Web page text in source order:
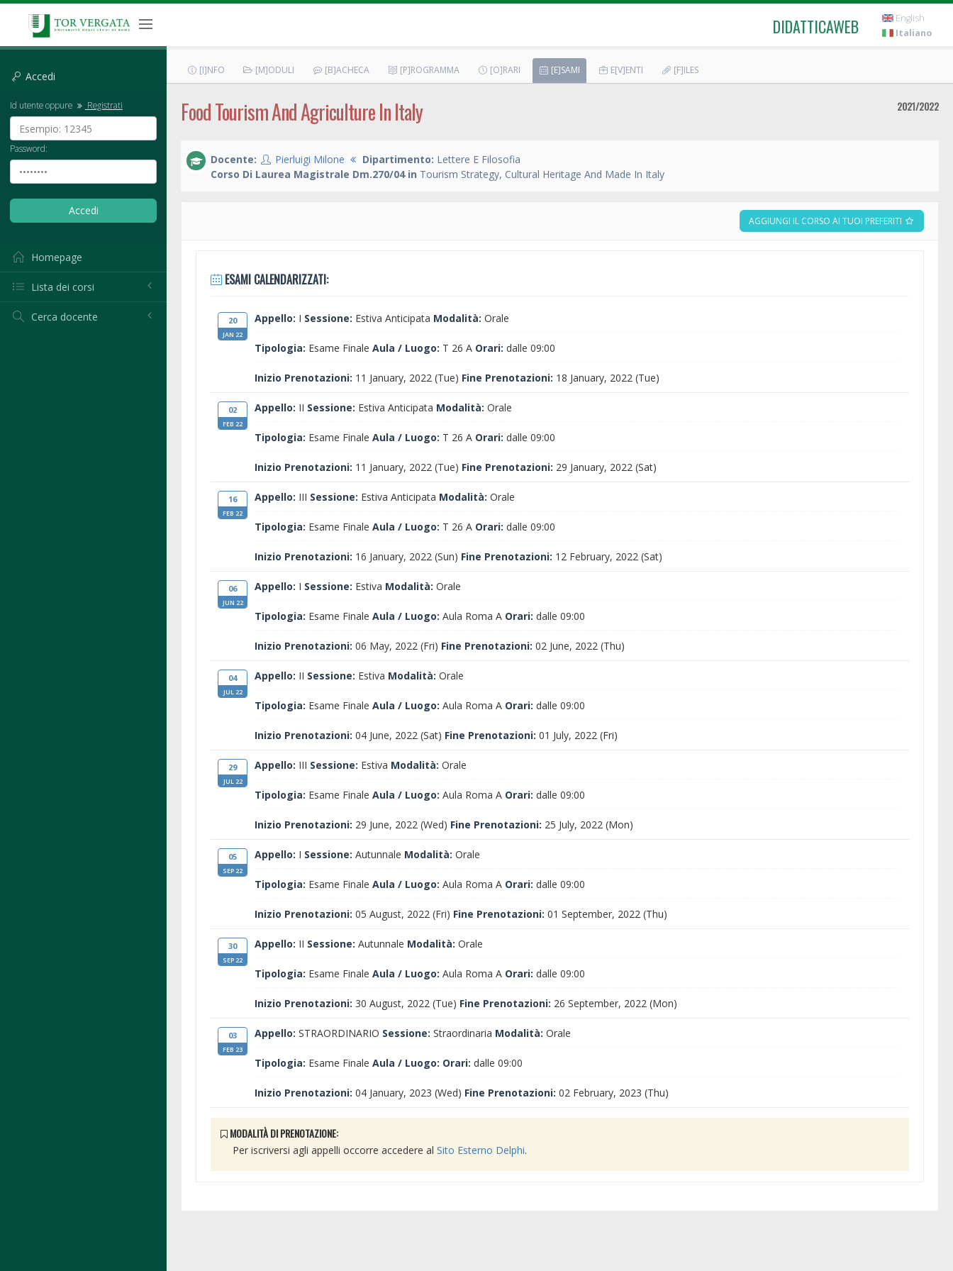
DIDATTICAWEB
English
Italiano
Accedi
Id utente oppure Registrati
Password:
Homepage
Lista dei corsi
Cerca docente
[I]NFO [M]ODULI [B]ACHECA [P]ROGRAMMA [O]RARI [E]SAMI E[V]ENTI [F]ILES
Food Tourism And Agriculture In Italy 2021/2022
Docente: Pierluigi Milone Dipartimento: Lettere E Filosofia
Corso Di Laurea Magistrale Dm.270/04 in Tourism Strategy, Cultural Heritage And Made In Italy
AGGIUNGI IL CORSO AI TUOI PREFERITI
ESAMI CALENDARIZZATI:
20
JAN 22
Appello: I Sessione: Estiva Anticipata Modalità: Orale
Tipologia: Esame Finale Aula / Luogo: T 26 A Orari: dalle 09:00
Inizio Prenotazioni: 11 January, 2022 (Tue) Fine Prenotazioni: 18 January, 2022 (Tue)
02
FEB 22
Appello: II Sessione: Estiva Anticipata Modalità: Orale
Tipologia: Esame Finale Aula / Luogo: T 26 A Orari: dalle 09:00
Inizio Prenotazioni: 11 January, 2022 (Tue) Fine Prenotazioni: 29 January, 2022 (Sat)
16
FEB 22
Appello: III Sessione: Estiva Anticipata Modalità: Orale
Tipologia: Esame Finale Aula / Luogo: T 26 A Orari: dalle 09:00
Inizio Prenotazioni: 16 January, 2022 (Sun) Fine Prenotazioni: 12 February, 2022 (Sat)
06
JUN 22
Appello: I Sessione: Estiva Modalità: Orale
Tipologia: Esame Finale Aula / Luogo: Aula Roma A Orari: dalle 09:00
Inizio Prenotazioni: 06 May, 2022 (Fri) Fine Prenotazioni: 02 June, 2022 (Thu)
04
JUL 22
Appello: II Sessione: Estiva Modalità: Orale
Tipologia: Esame Finale Aula / Luogo: Aula Roma A Orari: dalle 09:00
Inizio Prenotazioni: 04 June, 2022 (Sat) Fine Prenotazioni: 01 July, 2022 (Fri)
29
JUL 22
Appello: III Sessione: Estiva Modalità: Orale
Tipologia: Esame Finale Aula / Luogo: Aula Roma A Orari: dalle 09:00
Inizio Prenotazioni: 29 June, 2022 (Wed) Fine Prenotazioni: 25 July, 2022 (Mon)
05
SEP 22
Appello: I Sessione: Autunnale Modalità: Orale
Tipologia: Esame Finale Aula / Luogo: Aula Roma A Orari: dalle 09:00
Inizio Prenotazioni: 05 August, 2022 (Fri) Fine Prenotazioni: 01 September, 2022 (Thu)
30
SEP 22
Appello: II Sessione: Autunnale Modalità: Orale
Tipologia: Esame Finale Aula / Luogo: Aula Roma A Orari: dalle 09:00
Inizio Prenotazioni: 30 August, 2022 (Tue) Fine Prenotazioni: 26 September, 2022 (Mon)
03
FEB 23
Appello: STRAORDINARIO Sessione: Straordinaria Modalità: Orale
Tipologia: Esame Finale Aula / Luogo: Orari: dalle 09:00
Inizio Prenotazioni: 04 January, 2023 (Wed) Fine Prenotazioni: 02 February, 2023 (Thu)
MODALITÀ DI PRENOTAZIONE:
Per iscriversi agli appelli occorre accedere al Sito Esterno Delphi.